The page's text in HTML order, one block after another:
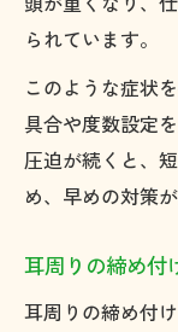
られています。
このような症状
具合や度数設定
圧迫が続くと、
め、早めの対策
耳周りの締め付
耳周りの締め付